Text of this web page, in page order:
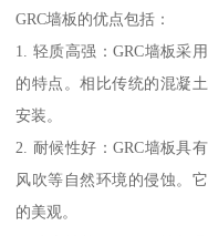
GRC墙板的优点包括：
1. 轻质高强：GRC墙板采
的特点。相比传统的混凝
安装。
2. 耐候性好：GRC墙板具
风吹等自然环境的侵蚀。
的美观。